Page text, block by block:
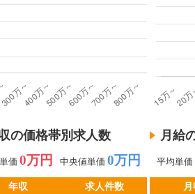
の価格帯別求人数
価 0万円 中央値単価 0万円
年収
求人件数
月給
平均単価